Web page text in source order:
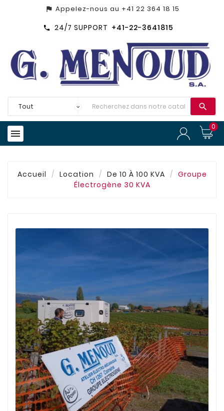
assistant_photo Appelez-nous au +41 22 364 18 15
 24/7 SUPPORT +41-22-3641815


0
Accueil Location De 10 À 100 KVA
Groupe
Électrogène 30 KVA